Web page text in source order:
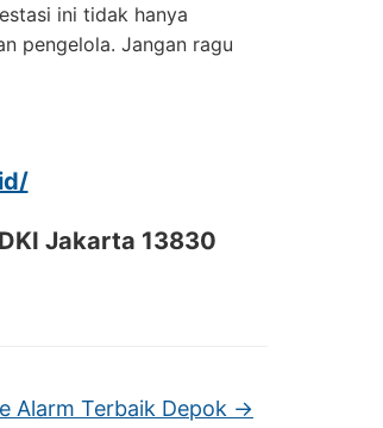
ini tidak hanya
pengelola. Jangan ragu
Jakarta 13830
Alarm Terbaik Depok →